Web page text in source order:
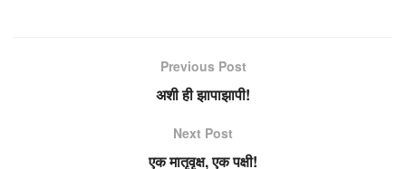
Previous Post
अशी ही झापाझापी!
Next Post
एक मातृवृक्ष, एक पक्षी!